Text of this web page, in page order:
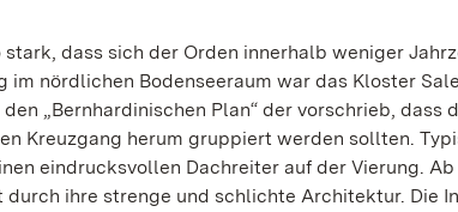
dass sich der Orden innerhalb weniger
nördlichen Bodenseeraum war das Kloster
„Bernhardinischen Plan“ der vorschrieb, dass
Kreuzgang herum gruppiert werden sollten.
eindrucksvollen Dachreiter auf der Vierung. Ab
ihre strenge und schlichte Architektur. Die